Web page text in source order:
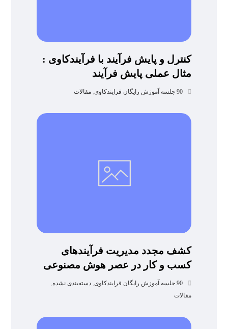
کنترل و پایش فرآیند با فرآیندکاوی :
مثال عملی پایش فرآیند
90 جلسه آموزش رایگان فرایندکاوی ,مقالات
کشف مجدد مدیریت فرآیندهای
کسب و کار در عصر هوش مصنوعی
90 جلسه آموزش رایگان فرایندکاوی ,دسته‌بندی نشده
مقالات